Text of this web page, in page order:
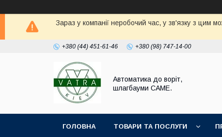
Зараз у компанії неробочий час, у зв'язку з цим
+380 (44) 451-61-46 +380 (98) 747-14-00
Автоматика до воріт,
шлагбауми CAME.
ГОЛОВНА ТОВАРИ ТА ПОСЛУГИ